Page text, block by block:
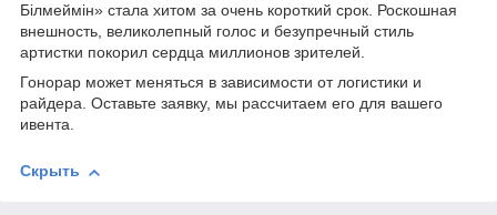
Білмеймін» стала хитом за очень короткий срок. Роскошная
внешность, великолепный голос и безупречный стиль
артистки покорил сердца миллионов зрителей.
Гонорар может меняться в зависимости от логистики и
райдера. Оставьте заявку, мы рассчитаем его для вашего
ивента.
Скрыть